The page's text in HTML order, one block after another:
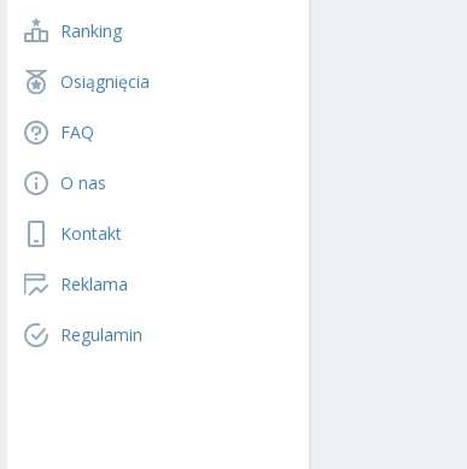
Ranking
Osiągnięcia
FAQ
O nas
Kontakt
Reklama
Regulamin